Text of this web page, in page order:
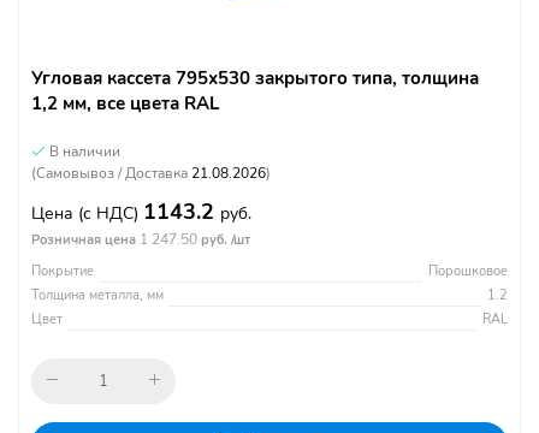
Угловая кассета 795х530 закрытого типа, толщина
1,2 мм, все цвета RAL
В наличии
(Самовывоз / Доставка 21.08.2026)
Цена (с НДС) 1143.2 руб.
Розничная цена 1 247.50 руб. /шт
Покрытие
Порошковое
Толщина металла, мм
1.2
Цвет
RAL